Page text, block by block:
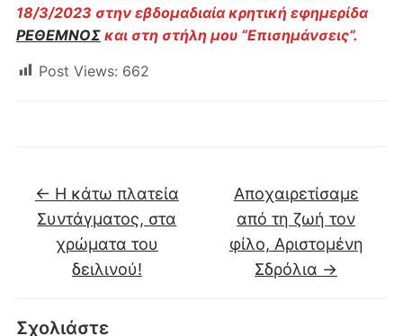
18/3/2023 στην εβδομαδιαία κρητική εφημερίδα
ΡΕΘΕΜΝΟΣκαι στη στήλη μου “Επισημάνσεις”.
Post Views: 662
← Η κάτω πλατεία
Συντάγματος, στα
χρώματα του
δειλινού!
Αποχαιρετίσαμε
από τη ζωή τον
φίλο, Αριστομένη
Σδρόλια →
Σχολιάστε